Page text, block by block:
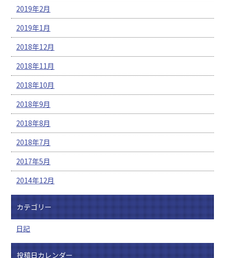
2019年2月
2019年1月
2018年12月
2018年11月
2018年10月
2018年9月
2018年8月
2018年7月
2017年5月
2014年12月
カテゴリー
日記
投稿日カレンダー